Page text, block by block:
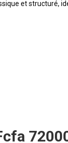
et structuré,